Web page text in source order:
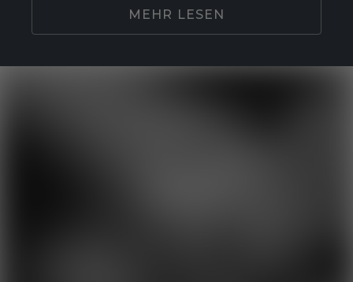
MEHR LESEN